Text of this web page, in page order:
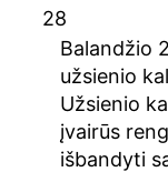
28
Balandžio
užsienio
Užsienio
įvairūs
išbandyti